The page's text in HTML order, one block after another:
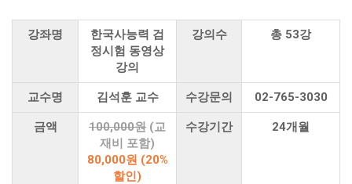
강좌명
한국사능력 검
정시험 동영상
강의
강의수 총 53강
교수명 김석훈 교수 수강문의 02-765-3030
금액 100,000원 (교
재비 포함)
80,000원 (20%
할인)
수강기간 24개월